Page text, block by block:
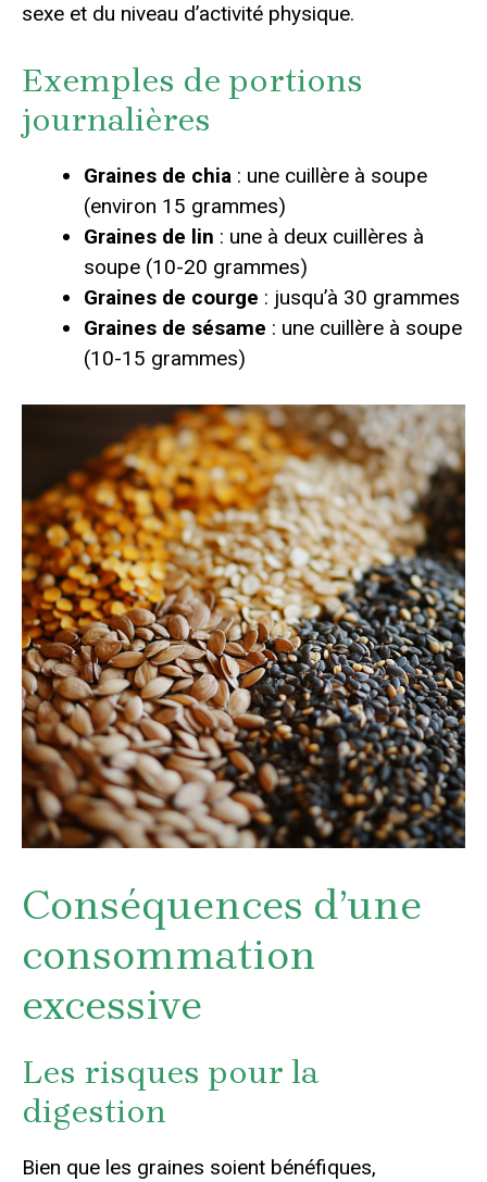
sexe et du niveau d’activité physique.
Exemples de portions
journalières
Graines de chia : une cuillère à soupe
(environ 15 grammes)
Graines de lin : une à deux cuillères à
soupe (10-20 grammes)
Graines de courge : jusqu’à 30 grammes
Graines de sésame : une cuillère à soupe
(10-15 grammes)
Conséquences d’une
consommation
excessive
Les risques pour la
digestion
Bien que les graines soient bénéfiques,